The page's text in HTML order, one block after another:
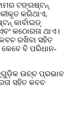
ଟଙ୍ଗଷ୍ଟନ୍
କରିଥାଏ,
କାର୍ବାଇଡ୍
କଠୋରତା ଥାଏ।
ରଖିବା ସହିତ
କେବେ ବି ପରିଧାନ-
ଉଚ୍ଚ ପ୍ରଭାବ
ସହିତ କବଚ